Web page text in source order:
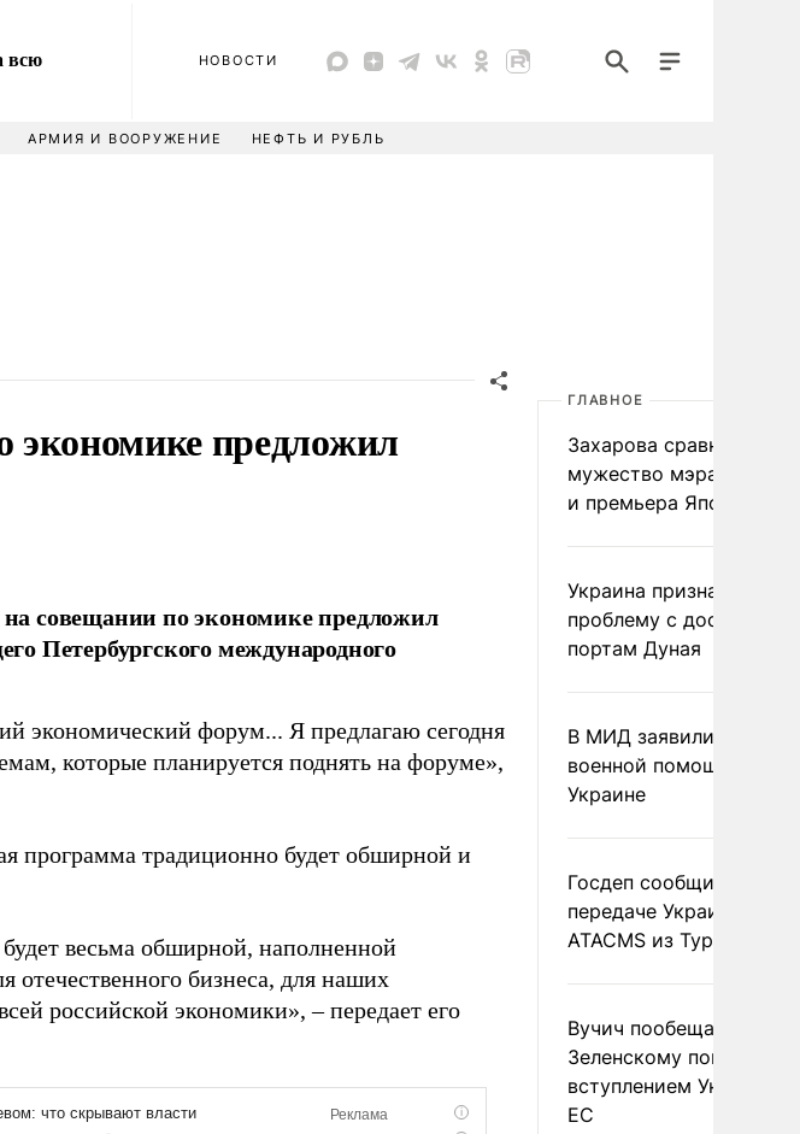
всю
НОВОСТИ
АРМИЯ И ВООРУЖЕНИЕ НЕФТЬ И РУБЛЬ
предложил
совещании по экономике предложил
Петербургского международного
экономический форум... Я предлагаю сегодня
которые планируется поднять на форуме»,
программа традиционно будет обширной и
весьма обширной, наполненной
бизнеса, для наших
российской экономики», – передает его
ГЛАВНОЕ
Захарова сравнила
мужество мэра
и премьера Японии
Украина признала
проблему с доступом к
портам Дуная
В МИД заявили о
военной помощи
Украине
Госдеп сообщил о
передаче Украине
ATACMS из Турции
Вучич пообещал
Зеленскому помочь со
вступлением Украины в
ЕС